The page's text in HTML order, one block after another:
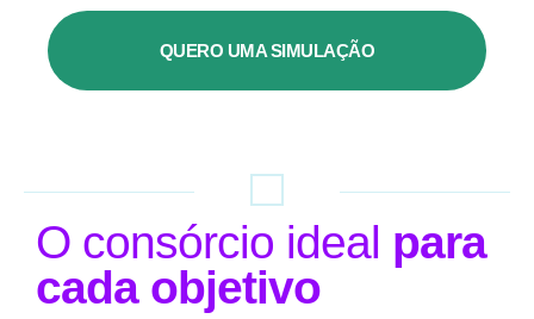
QUERO UMA SIMULAÇÃO
O consórcio ideal para
cada objetivo